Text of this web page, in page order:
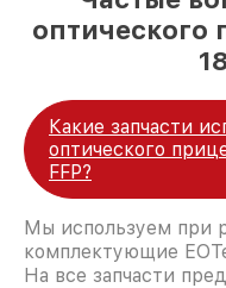
оптического
Какие запчасти
оптического
FFP?
Мы используем при
комплектующие
На все запчасти